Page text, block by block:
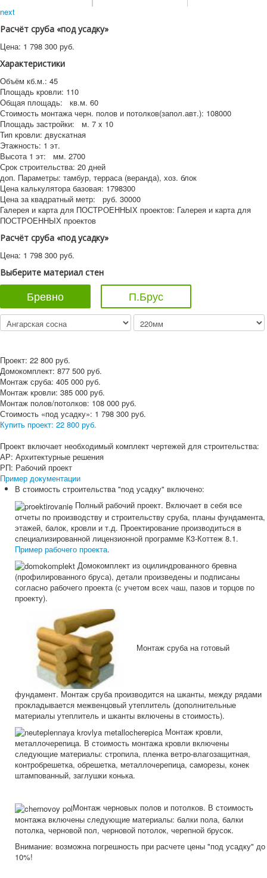
next
Расчёт сруба «под усадку»
Цена: 1 798 300 руб.
Характеристики
Объём кб.м.: 45
Площадь кровли: 110
Общая площадь:
кв.м. 60
Стоимость монтажа черн. полов и потолков(запол.авт.): 108000
Площадь застройки:
м. 7 x 10
Тип кровли: двускатная
Этажность: 1 эт.
Высота 1 эт:
мм. 2700
Срок строительства: 20 дней
доп. Параметры: тамбур, терраса (веранда), хоз. блок
Цена калькулятора базовая: 1798300
Цена за квадратный метр:
руб. 30000
Галерея и карта для ПОСТРОЕННЫХ проектов: Галерея и карта для
ПОСТРОЕННЫХ проектов
Расчёт сруба «под усадку»
Цена: 1 798 300 руб.
Выберите материал стен
Бревно П.Брус
Проект: 22 800 руб.
Домокомплект: 877 500 руб.
Монтаж сруба: 405 000 руб.
Монтаж кровли: 385 000 руб.
Монтаж полов/потолков: 108 000 руб.
Стоимость «под усадку»: 1 798 300 руб.
Купить проект: 22 800 руб.
Проект включает необходимый комплект чертежей для строительства:
АР: Архитектурные решения
РП: Рабочий проект
Пример документации
В стоимость строительства "под усадку" включено:
Полный рабочий проект. Включает в себя все
отчеты по производству и строительству сруба, планы фундамента,
этажей, балок, кровли и т.д. Проектирование производиться в
специализированной лицензионной программе К3-Коттеж 8.1.
Пример рабочего проекта.
Домокомплект из оцилиндрованного бревна
(профилированного бруса), детали произведены и подписаны
согласно рабочего проекта (с учетом всех чаш, пазов и торцов по
проекту).
Монтаж сруба на готовый
фундамент. Монтаж сруба производится на шканты, между рядами
прокладывается межвенцовый утеплитель (дополнительные
материалы утеплитель и шканты включены в стоимость).
Монтаж кровли,
металлочерепица. В стоимость монтажа кровли включены
следующие материалы: стропила, пленка ветро-влагозащитная,
контробрешетка, обрешетка, металлочерепица, саморезы, конек
штампованный, заглушки конька.
Монтаж черновых полов и потолков. В стоимость
монтажа включены следующие материалы: балки пола, балки
потолка, черновой пол, черновой потолок, черепной брусок.
Внимание: возможна погрешность при расчете цены "под усадку" до
10%!